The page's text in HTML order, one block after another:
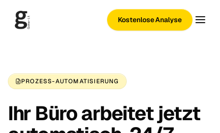
Kostenlose Analyse
PROZESS-AUTOMATISIERUNG
Ihr Büro arbeitet jetzt